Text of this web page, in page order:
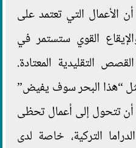
الأعمال التي تعتمد على
القوي ستستمر في
التقليدية المعتادة.
“هذا البحر سوف يفيض”
تتحول إلى أعمال تحظى
التركية، خاصة لدى